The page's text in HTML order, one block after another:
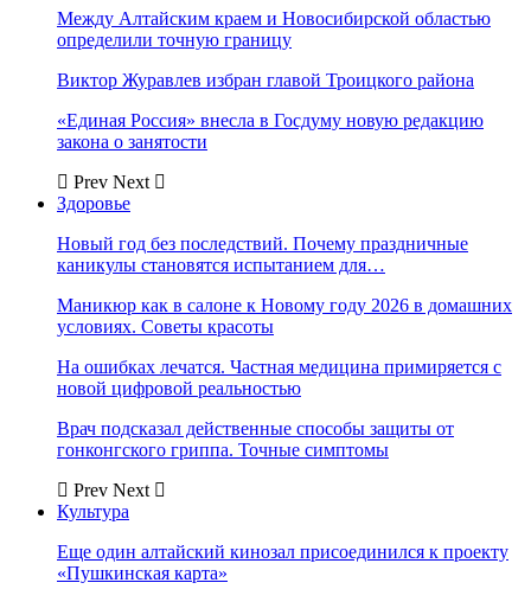
Между Алтайским краем и Новосибирской областью
определили точную границу
Виктор Журавлев избран главой Троицкого района
«Единая Россия» внесла в Госдуму новую редакцию
закона о занятости
Prev Next
Здоровье
Новый год без последствий. Почему праздничные
каникулы становятся испытанием для…
Маникюр как в салоне к Новому году 2026 в домашних
условиях. Советы красоты
На ошибках лечатся. Частная медицина примиряется с
новой цифровой реальностью
Врач подсказал действенные способы защиты от
гонконгского гриппа. Точные симптомы
Prev Next
Культура
Еще один алтайский кинозал присоединился к проекту
«Пушкинская карта»